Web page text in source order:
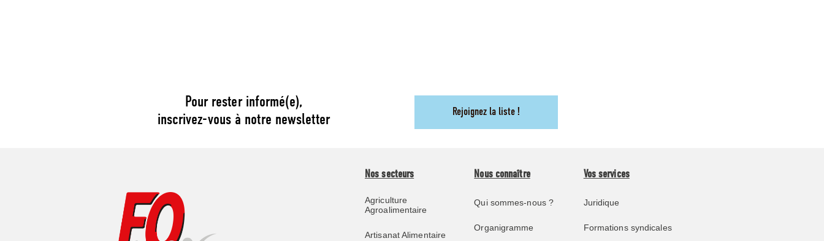
Pour rester informé(e),
inscrivez-vous à notre newsletter
Rejoignez la liste !
Nos secteurs
Agriculture
Agroalimentaire
Artisanat Alimentaire
Nous connaître
Qui sommes-nous ?
Organigramme
Vos services
Juridique
Formations syndicales